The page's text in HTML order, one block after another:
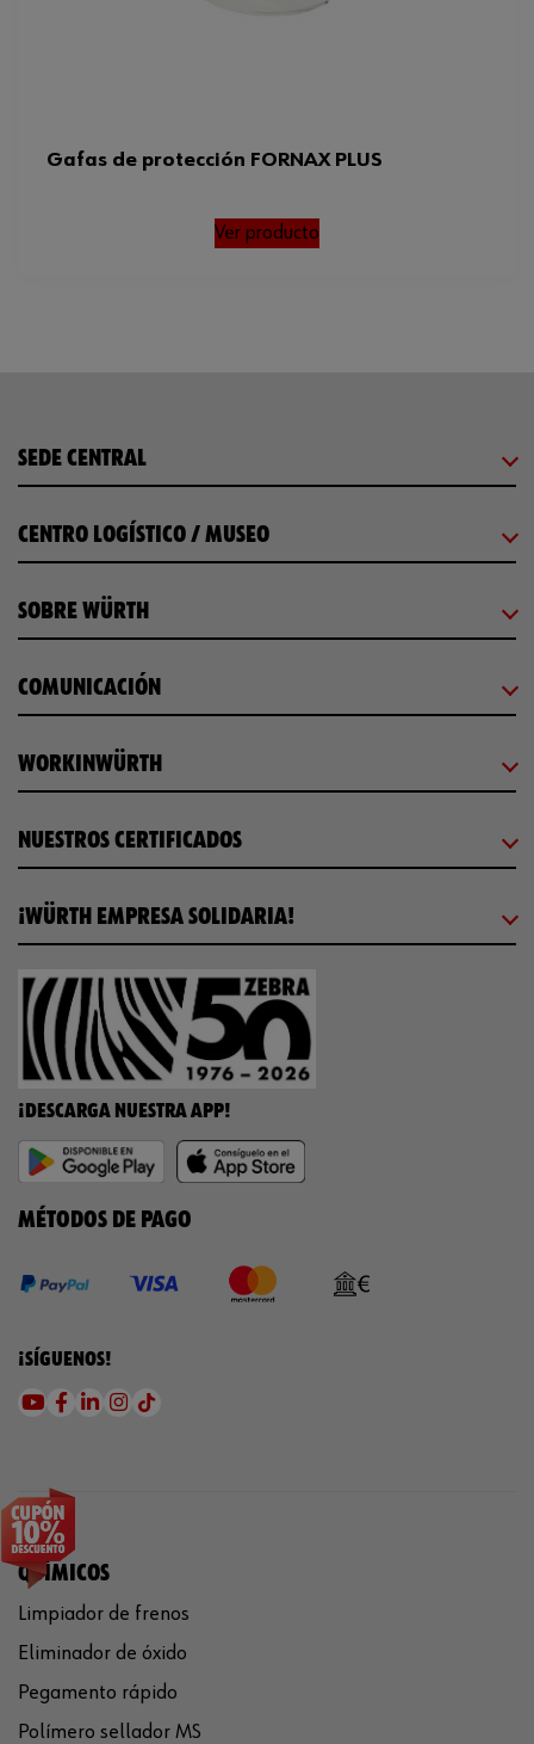
Gafas de protección FORNAX PLUS
Ver producto
SEDE CENTRAL
CENTRO LOGÍSTICO / MUSEO
SOBRE WÜRTH
COMUNICACIÓN
WORKINWÜRTH
NUESTROS CERTIFICADOS
¡WÜRTH EMPRESA SOLIDARIA!
¡DESCARGA NUESTRA APP!
MÉTODOS DE PAGO
¡SÍGUENOS!
QUÍMICOS
Limpiador de frenos
Eliminador de óxido
Pegamento rápido
Polímero sellador MS